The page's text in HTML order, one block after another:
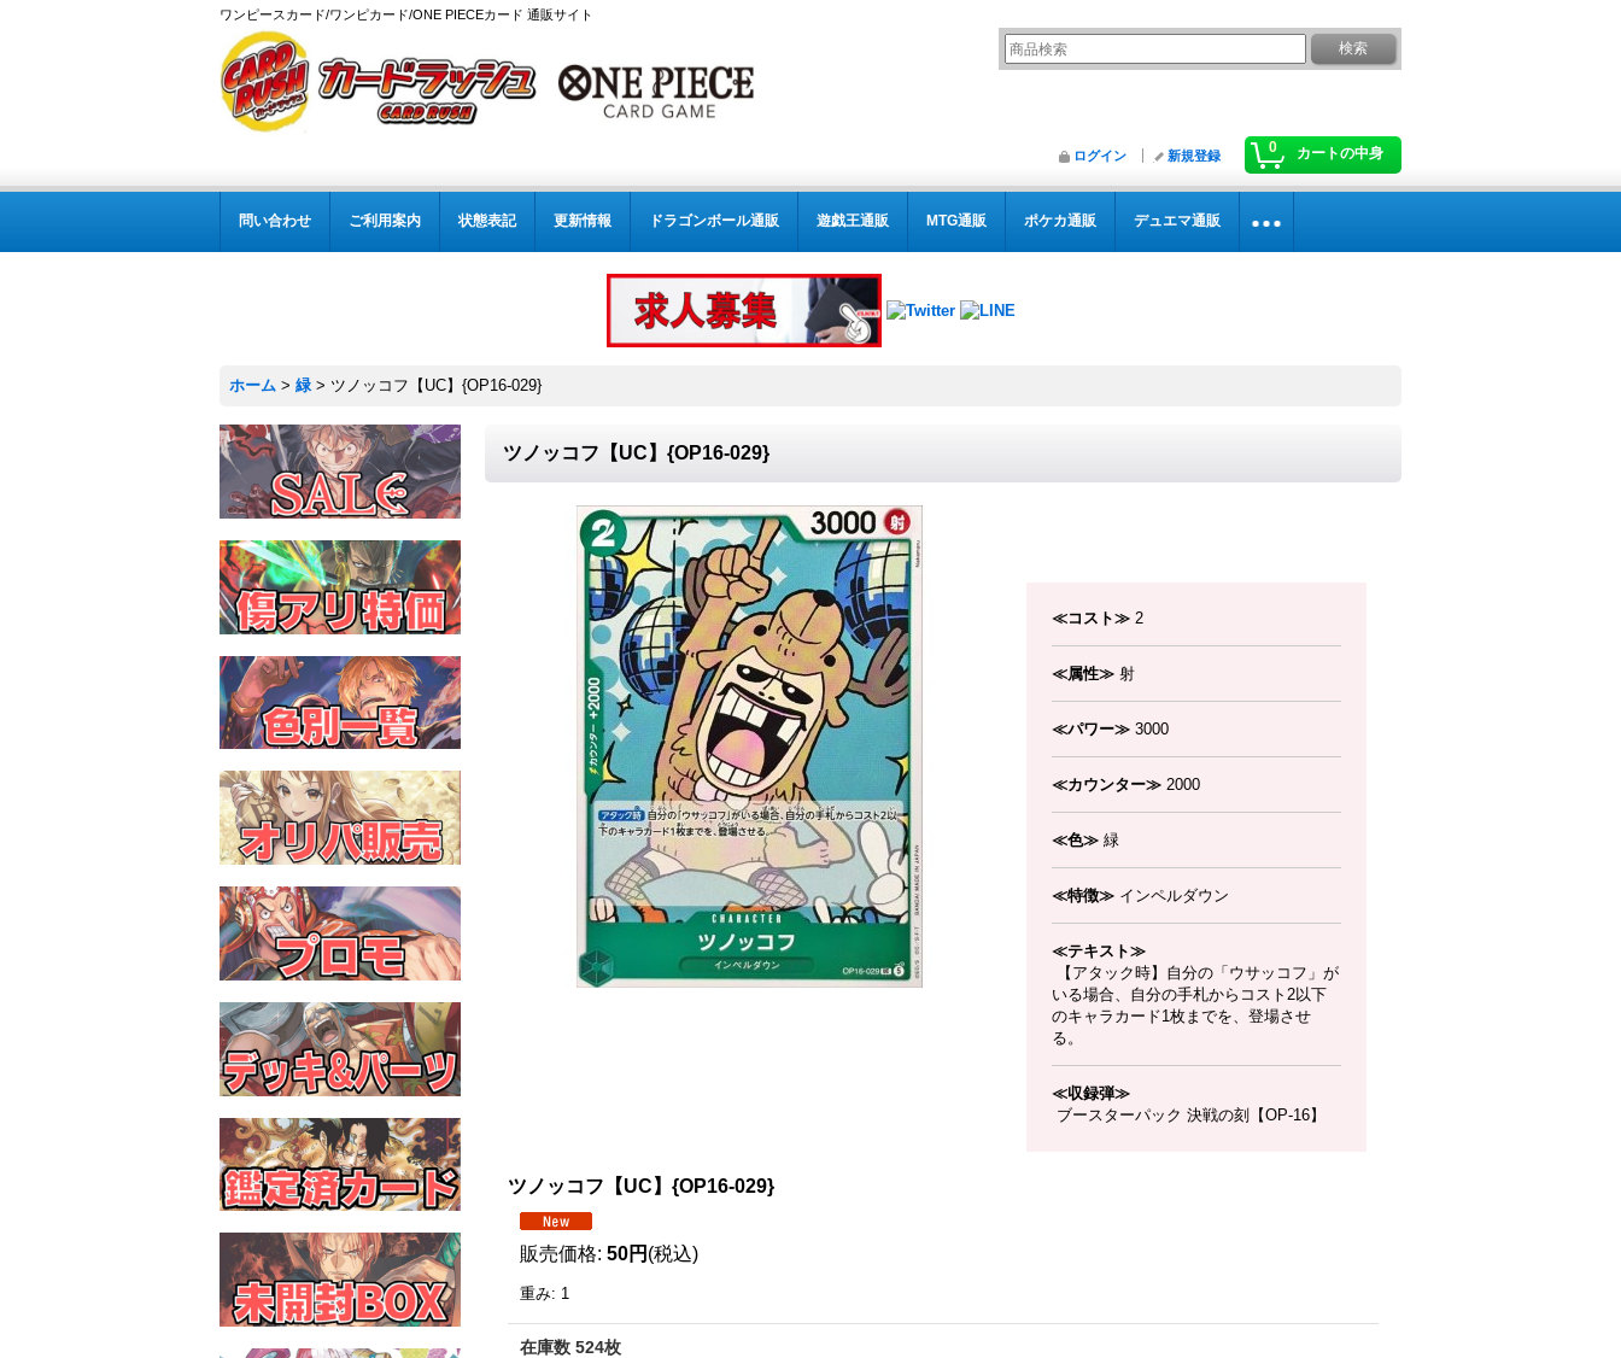
ワンピースカード/ワンピカード/ONE PIECEカード 通販サイト
0 カートの中身
ログイン 新規登録
問い合わせ ご利用案内 状態表記 更新情報 ドラゴンボール通販 遊戯王通販 MTG通販 ポケカ通販 デュエマ通販
ホーム > 緑 > ツノッコフ【UC】{OP16-029}
ツノッコフ【UC】{OP16-029}
≪コスト≫ 2
≪属性≫ 射
≪パワー≫ 3000
≪カウンター≫ 2000
≪色≫ 緑
≪特徴≫ インペルダウン
≪テキスト≫
【アタック時】自分の「ウサッコフ」が
いる場合、自分の手札からコスト2以下
のキャラカード1枚までを、登場させ
る。
≪収録弾≫
ブースターパック 決戦の刻【OP-16】
ツノッコフ【UC】{OP16-029}
販売価格: 50円 (税込)
重み: 1
在庫数 524枚